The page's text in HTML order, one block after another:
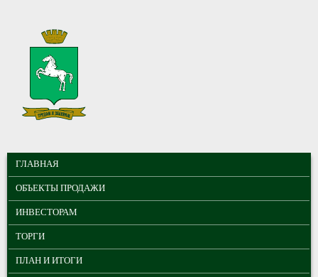
МУНИЦИПАЛЬНЫЕ
ТОРГИ ГОРОДА
ТОМСКА
ГЛАВНОЕ МЕНЮ
ГЛАВНАЯ
ОБЪЕКТЫ ПРОДАЖИ
ИНВЕСТОРАМ
ТОРГИ
ПЛАН И ИТОГИ